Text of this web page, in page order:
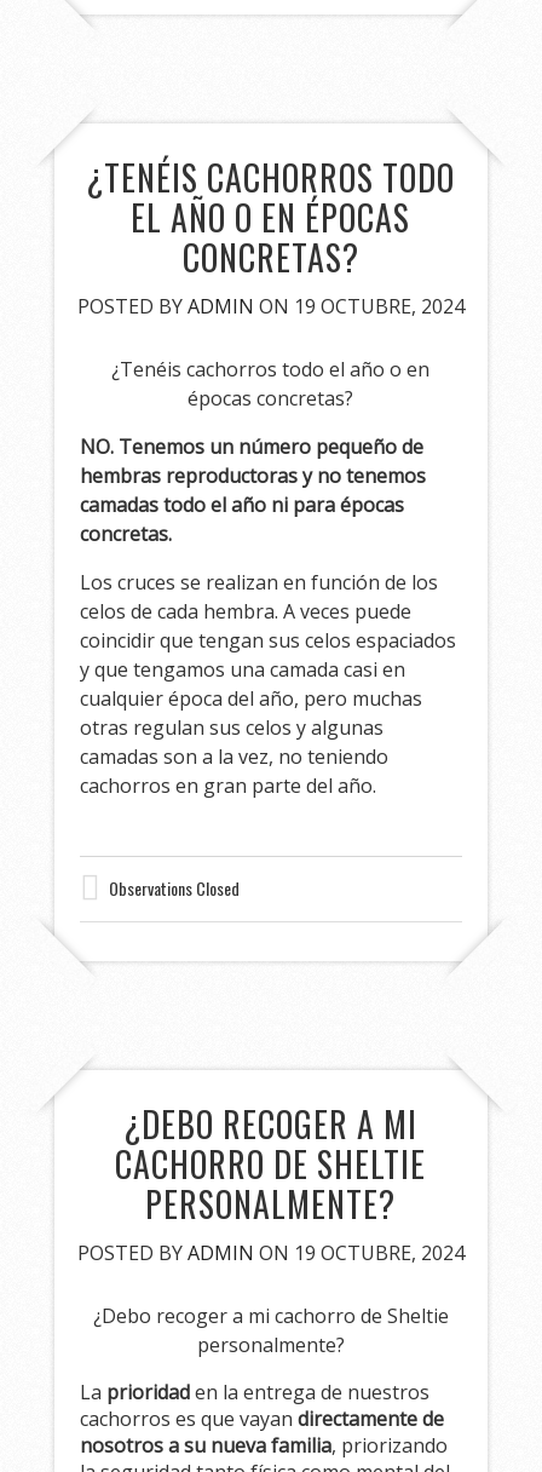
¿TENÉIS CACHORROS TODO
EL AÑO O EN ÉPOCAS
CONCRETAS?
POSTED BYADMIN ON 19 OCTUBRE, 2024
¿Tenéis cachorros todo el año o en
épocas concretas?
NO. Tenemos un número pequeño de
hembras reproductoras y no tenemos
camadas todo el año ni para épocas
concretas.
Los cruces se realizan en función de los
celos de cada hembra. A veces puede
coincidir que tengan sus celos espaciados
y que tengamos una camada casi en
cualquier época del año, pero muchas
otras regulan sus celos y algunas
camadas son a la vez, no teniendo
cachorros en gran parte del año.
Observations Closed
¿DEBO RECOGER A MI
CACHORRO DE SHELTIE
PERSONALMENTE?
POSTED BYADMIN ON 19 OCTUBRE, 2024
¿Debo recoger a mi cachorro de Sheltie
personalmente?
La prioridaden la entrega de nuestros
cachorros es que vayandirectamente de
nosotros a su nueva familia, priorizando